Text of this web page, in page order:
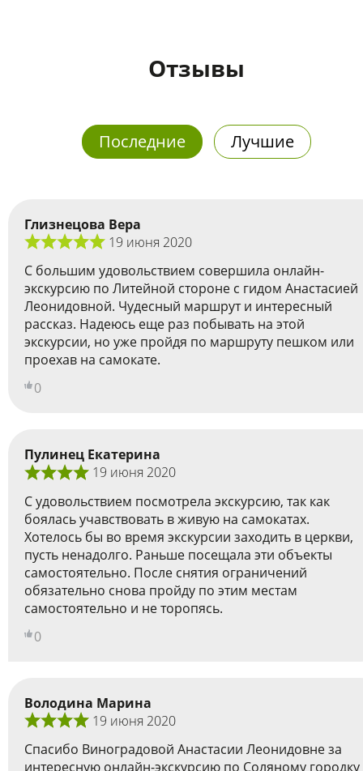
Отзывы
Последние Лучшие
Глизнецова Вера
19 июня 2020
С большим удовольствием совершила онлайн-
экскурсию по Литейной стороне с гидом Анастасией
Леонидовной. Чудесный маршрут и интересный
рассказ. Надеюсь еще раз побывать на этой
экскурсии, но уже пройдя по маршруту пешком или
проехав на самокате.
0
Пулинец Екатерина
19 июня 2020
С удовольствием посмотрела экскурсию, так как
боялась учавствовать в живую на самокатах.
Хотелось бы во время экскурсии заходить в церкви,
пусть ненадолго. Раньше посещала эти объекты
самостоятельно. После снятия ограничений
обязательно снова пройду по этим местам
самостоятельно и не торопясь.
0
Володина Марина
19 июня 2020
Спасибо Виноградовой Анастасии Леонидовне за
интересную онлайн-экскурсию по Соляному городку